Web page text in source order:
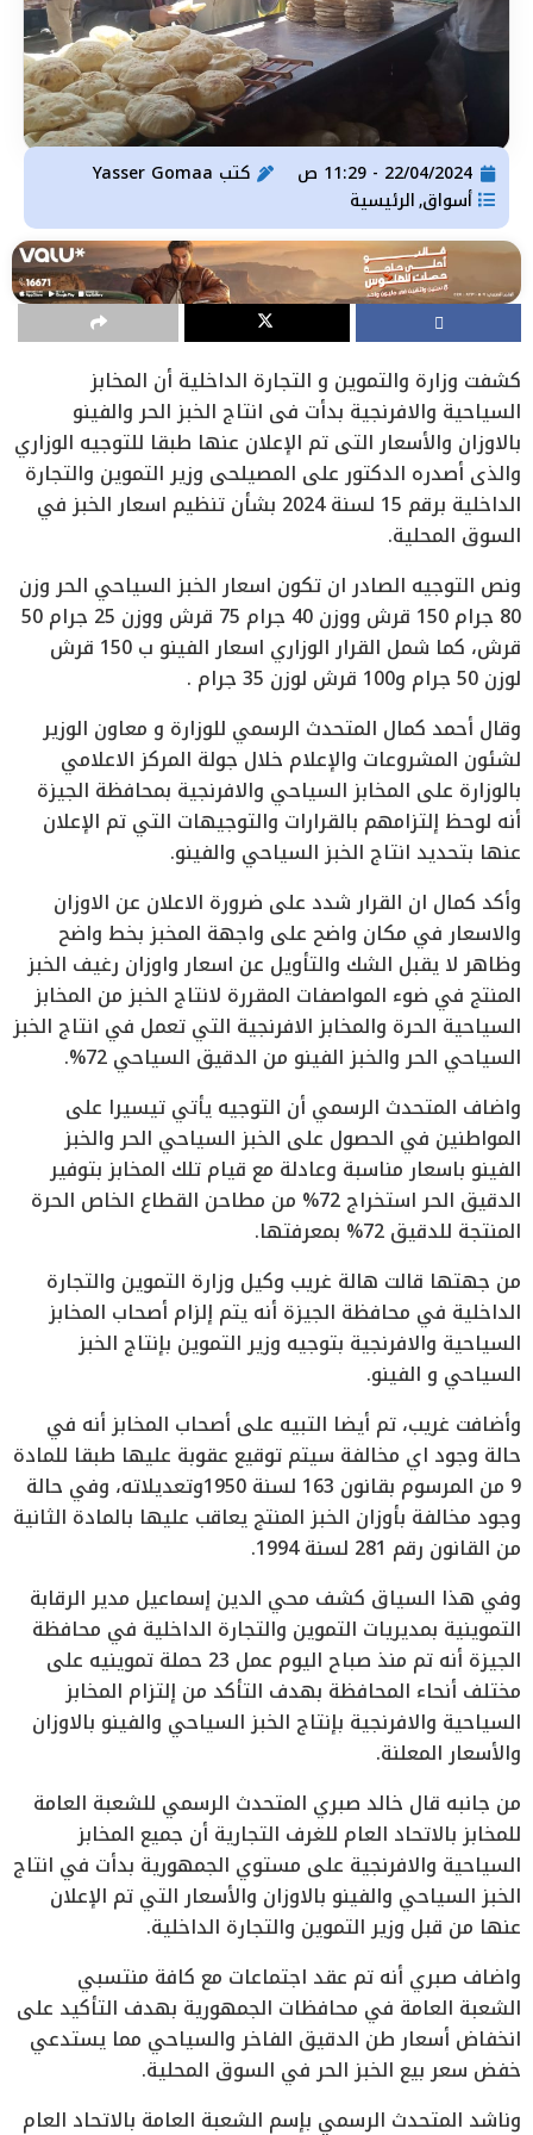
22/04/2024 - 11:29 ص كتب
أسواق, الرئيسية
كشفت وزارة والتموين و التجارة الداخلية أن المخابز
السياحية والافرنجية بدأت في انتاج الخبز الحر والفينو
بالاوزان والأسعار التي تم الإعلان عنها طبقا للتوجيه الوزاري
والذي أصدره الدكتور على المصيلحي وزير التموين والتجارة
الداخلية برقم 15 لسنة 2024 بشأن تنظيم اسعار الخبز في
السوق المحلية.
ونص التوجيه الصادر ان تكون اسعار الخبز السياحي الحر وزن
80 جرام 150 قرش ووزن 40 جرام 75 قرش ووزن 25 جرام 50
قرش، كما شمل القرار الوزاري اسعار الفينو ب 150 قرش
لوزن 50 جرام و100 قرش لوزن 35 جرام .
وقال أحمد كمال المتحدث الرسمي للوزارة و معاون الوزير
لشئون المشروعات والإعلام خلال جولة المركز الاعلامي
بالوزارة على المخابز السياحي والافرنجية بمحافظة الجيزة
أنه لوحظ إلتزامهم بالقرارات والتوجيهات التي تم الإعلان
عنها بتحديد انتاج الخبز السياحي والفينو.
وأكد كمال ان القرار شدد على ضرورة الاعلان عن الاوزان
والاسعار في مكان واضح على واجهة المخبز بخط واضح
وظاهر لا يقبل الشك والتأويل عن اسعار واوزان رغيف الخبز
المنتج في ضوء المواصفات المقررة لانتاج الخبز من المخابز
السياحية الحرة والمخابز الافرنجية التي تعمل في انتاج الخبز
السياحي الحر والخبز الفينو من الدقيق السياحي 72%.
واضاف المتحدث الرسمي أن التوجيه يأتي تيسيرا على
المواطنين في الحصول على الخبز السياحي الحر والخبز
الفينو باسعار مناسبة وعادلة مع قيام تلك المخابز بتوفير
الدقيق الحر استخراج 72% من مطاحن القطاع الخاص الحرة
المنتجة للدقيق 72% بمعرفتها.
من جهتها قالت هالة غريب وكيل وزارة التموين والتجارة
الداخلية في محافظة الجيزة أنه يتم إلزام أصحاب المخابز
السياحية والافرنجية بتوجيه وزير التموين بإنتاج الخبز
السياحي و الفينو.
وأضافت غريب، تم أيضا التبيه على أصحاب المخابز أنه في
حالة وجود اي مخالفة سيتم توقيع عقوبة عليها طبقا للمادة
9 من المرسوم بقانون 163 لسنة 1950وتعديلاته، وفي حالة
وجود مخالفة بأوزان الخبز المنتج يعاقب عليها بالمادة الثانية
من القانون رقم 281 لسنة 1994.
وفي هذا السياق كشف محي الدين إسماعيل مدير الرقابة
التموينية بمديريات التموين والتجارة الداخلية في محافظة
الجيزة أنه تم منذ صباح اليوم عمل 23 حملة تموينيه على
مختلف أنحاء المحافظة بهدف التأكد من إلتزام المخابز
السياحية والافرنجية بإنتاج الخبز السياحي والفينو بالاوزان
والأسعار المعلنة.
من جانبه قال خالد صبري المتحدث الرسمي للشعبة العامة
للمخابز بالاتحاد العام للغرف التجارية أن جميع المخابز
السياحية والافرنجية على مستوي الجمهورية بدأت في انتاج
الخبز السياحي والفينو بالاوزان والأسعار التي تم الإعلان
عنها من قبل وزير التموين والتجارة الداخلية.
واضاف صبري أنه تم عقد اجتماعات مع كافة منتسبي
الشعبة العامة في محافظات الجمهورية بهدف التأكيد على
انخفاض أسعار طن الدقيق الفاخر والسياحي مما يستدعي
خفض سعر بيع الخبز الحر في السوق المحلية.
وناشد المتحدث الرسمي بإسم الشعبة العامة بالاتحاد العام